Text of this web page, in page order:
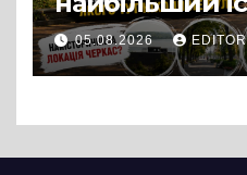
міф Черкас
05.08.2026 EDITOR